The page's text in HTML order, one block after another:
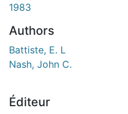
1983
Authors
Battiste, E. L
Nash, John C.
Éditeur